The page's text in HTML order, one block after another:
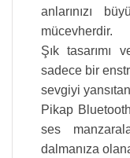
anlarınızı
mücevherdir.
Şık tasarımı
sadece bir
sevgiyi
Pikap
ses
dalmanıza